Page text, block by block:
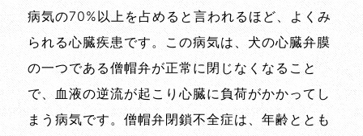
病気の70%以上を占めると言われるほど、よくみ
られる心臓疾患です。この病気は、犬の心臓弁膜
の一つである僧帽弁が正常に閉じなくなること
で、血液の逆流が起こり心臓に負荷がかかってし
まう病気です。僧帽弁閉鎖不全症は、年齢ととも